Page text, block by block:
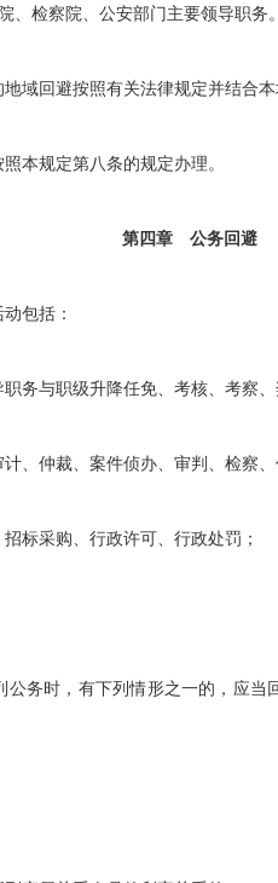
、检察院、公安部门主要领导职务。
回避按照有关法律规定并结合本
本规定第八条的规定办理。
第四章 公务回避
包括：
与职级升降任免、考核、考察、
仲裁、案件侦办、审判、检察、
采购、行政许可、行政处罚；
务时，有下列情形之一的，应当